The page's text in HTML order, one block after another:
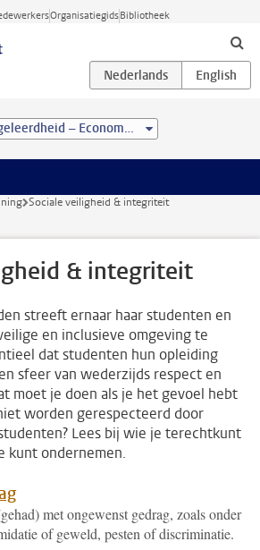
OrganisatiegidsBibliotheek
Rechtsgeleerdheid – Economie (LL.B.)
Sociale veiligheid & integriteit
& integriteit
streeft ernaar haar studenten en
en inclusieve omgeving te
dat studenten hun opleiding
sfeer van wederzijds respect en
moet je doen als je het gevoel hebt
worden gerespecteerd door
Lees bij wie je terechtkunt
kunt ondernemen.
met ongewenst gedrag, zoals onder
of geweld, pesten of discriminatie.